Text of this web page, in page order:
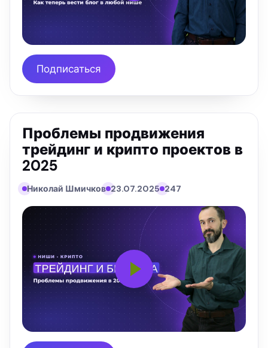
Подписаться
Проблемы продвижения
трейдинг и крипто проектов в
2025
Николай Шмичков 23.07.2025 247